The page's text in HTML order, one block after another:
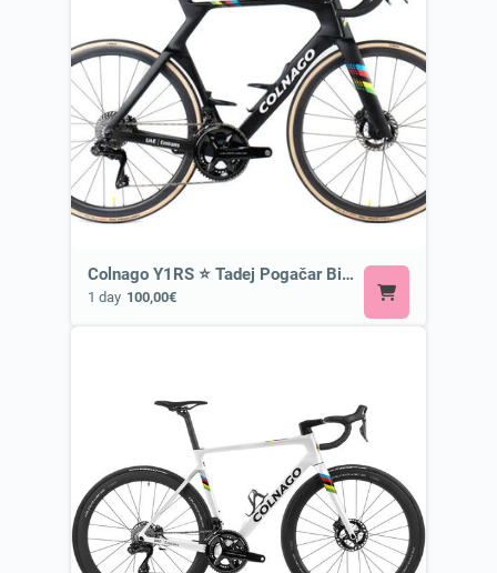
Colnago Y1RS ⭐ Tadej Pogačar Bike
1 day 100,00€